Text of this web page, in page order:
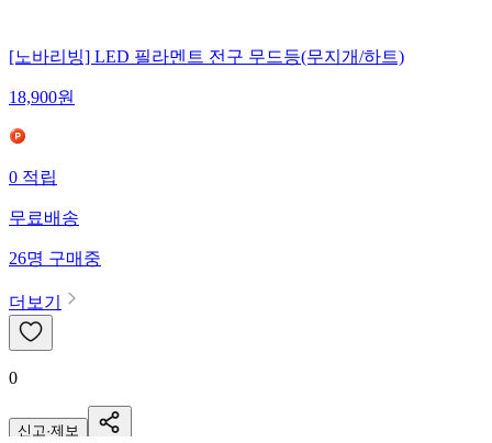
[노바리빙] LED 필라멘트 전구 무드등(무지개/하트)
18,900원
0적립
무료배송
26명구매중
더보기